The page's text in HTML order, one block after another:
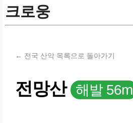
크로웅
← 전국 산악 목록으로 돌아가기
전망산 해발 56m